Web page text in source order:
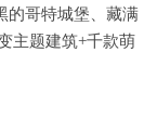
的哥特城堡、藏满
主题建筑+千款萌